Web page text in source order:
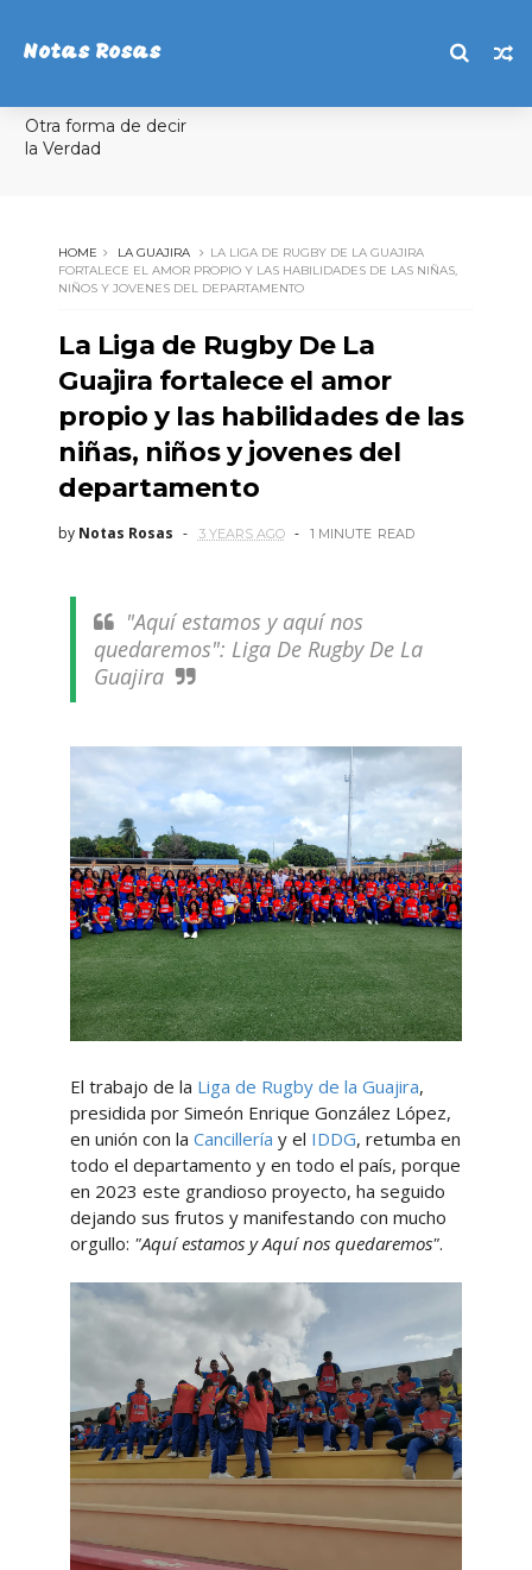
Notas Rosas
Otra forma de decir
la Verdad
HOME LA GUAJIRA
LA LIGA DE RUGBY DE LA GUAJIRA
FORTALECE EL AMOR PROPIO Y LAS HABILIDADES DE LAS NIÑAS,
NIÑOS Y JOVENES DEL DEPARTAMENTO
La Liga de Rugby De La
Guajira fortalece el amor
propio y las habilidades de las
niñas, niños y jovenes del
departamento
by Notas Rosas 3 YEARS AGO 1 MINUTE READ
"Aquí estamos y aquí nos
quedaremos": Liga De Rugby De La
Guajira
El trabajo de la Liga de Rugby de la Guajira,
presidida por Simeón Enrique González López,
en unión con la Cancillería y el IDDG, retumba en
todo el departamento y en todo el país, porque
en 2023 este grandioso proyecto, ha seguido
dejando sus frutos y manifestando con mucho
orgullo: "Aquí estamos y Aquí nos quedaremos".